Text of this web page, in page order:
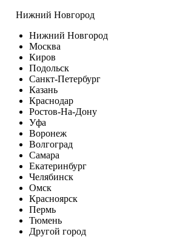
Нижний Новгород
Нижний Новгород
Москва
Киров
Подольск
Санкт-Петербург
Казань
Краснодар
Ростов-На-Дону
Уфа
Воронеж
Волгоград
Самара
Екатеринбург
Челябинск
Омск
Красноярск
Пермь
Тюмень
Другой город